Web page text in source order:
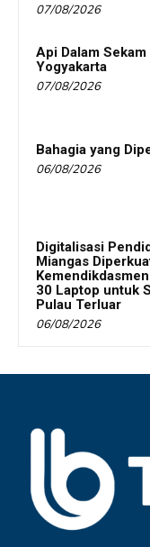
07/08/2026
Api Dalam Sekam
Yogyakarta
07/08/2026
Bahagia yang
06/08/2026
Digitalisasi
Miangas
30 Laptop untuk
Pulau Terluar
06/08/2026